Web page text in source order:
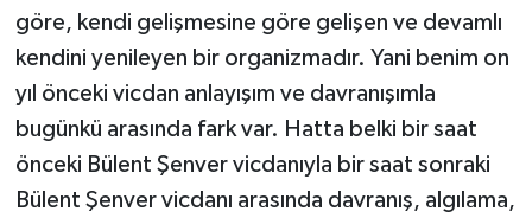
göre, kendi gelişmesine göre gelişen ve devamlı
kendini yenileyen bir organizmadır. Yani benim on
yıl önceki vicdan anlayışım ve davranışımla
bugünkü arasında fark var. Hatta belki bir saat
önceki Bülent Şenver vicdanıyla bir saat sonraki
Bülent Şenver vicdanı arasında davranış, algılama,